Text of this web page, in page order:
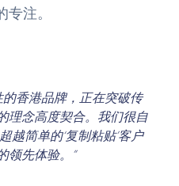
注。
的香港品牌，正在突破传
理念高度契合。我们很自
越简单的‘复制粘贴’客户
领先体验。”